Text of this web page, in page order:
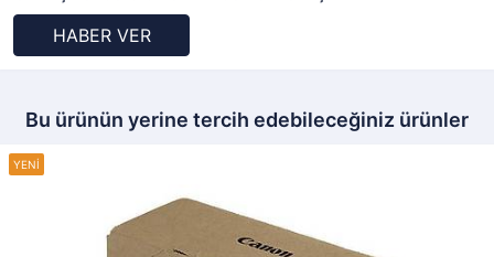
HABER VER
Bu ürünün yerine tercih edebileceğiniz ürünler